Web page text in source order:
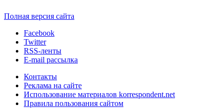
Полная версия сайта
Facebook
Twitter
RSS-ленты
E-mail рассылка
Контакты
Реклама на сайте
Использование материалов korrespondent.net
Правила пользования сайтом